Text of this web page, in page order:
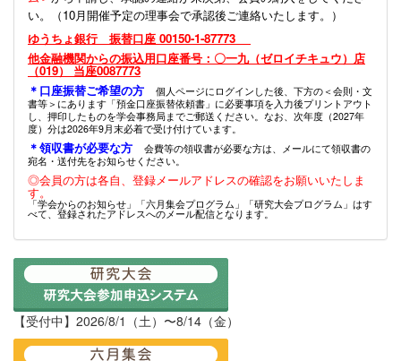
い。（10月開催予定の理事会で承認後ご連絡いたします。）
ゆうちょ銀行 振替口座 00150-1-87773
他金融機関からの振込用口座番号：〇一九（ゼロイチキュウ）店
（019） 当座0087773
＊口座振替ご希望の方
個人ページにログインした後、下方の＜会則・文
書等＞にあります「預金口座振替依頼書」に必要事項を入力後プリントアウト
し、押印したものを学会事務局までご郵送ください。なお、次年度（2027年
度）分は2026年9月末必着で受け付けています。
＊領収書が必要な方
会費等の領収書が必要な方は、メールにて領収書の
宛名・送付先をお知らせください。
◎会員の方は各自、登録メールアドレスの確認をお願いいたしま
す。
「学会からのお知らせ」「六月集会プログラム」「研究大会プログラム」はす
べて、登録されたアドレスへのメール配信となります。
【受付中】2026/8/1（土）〜8/14（金）